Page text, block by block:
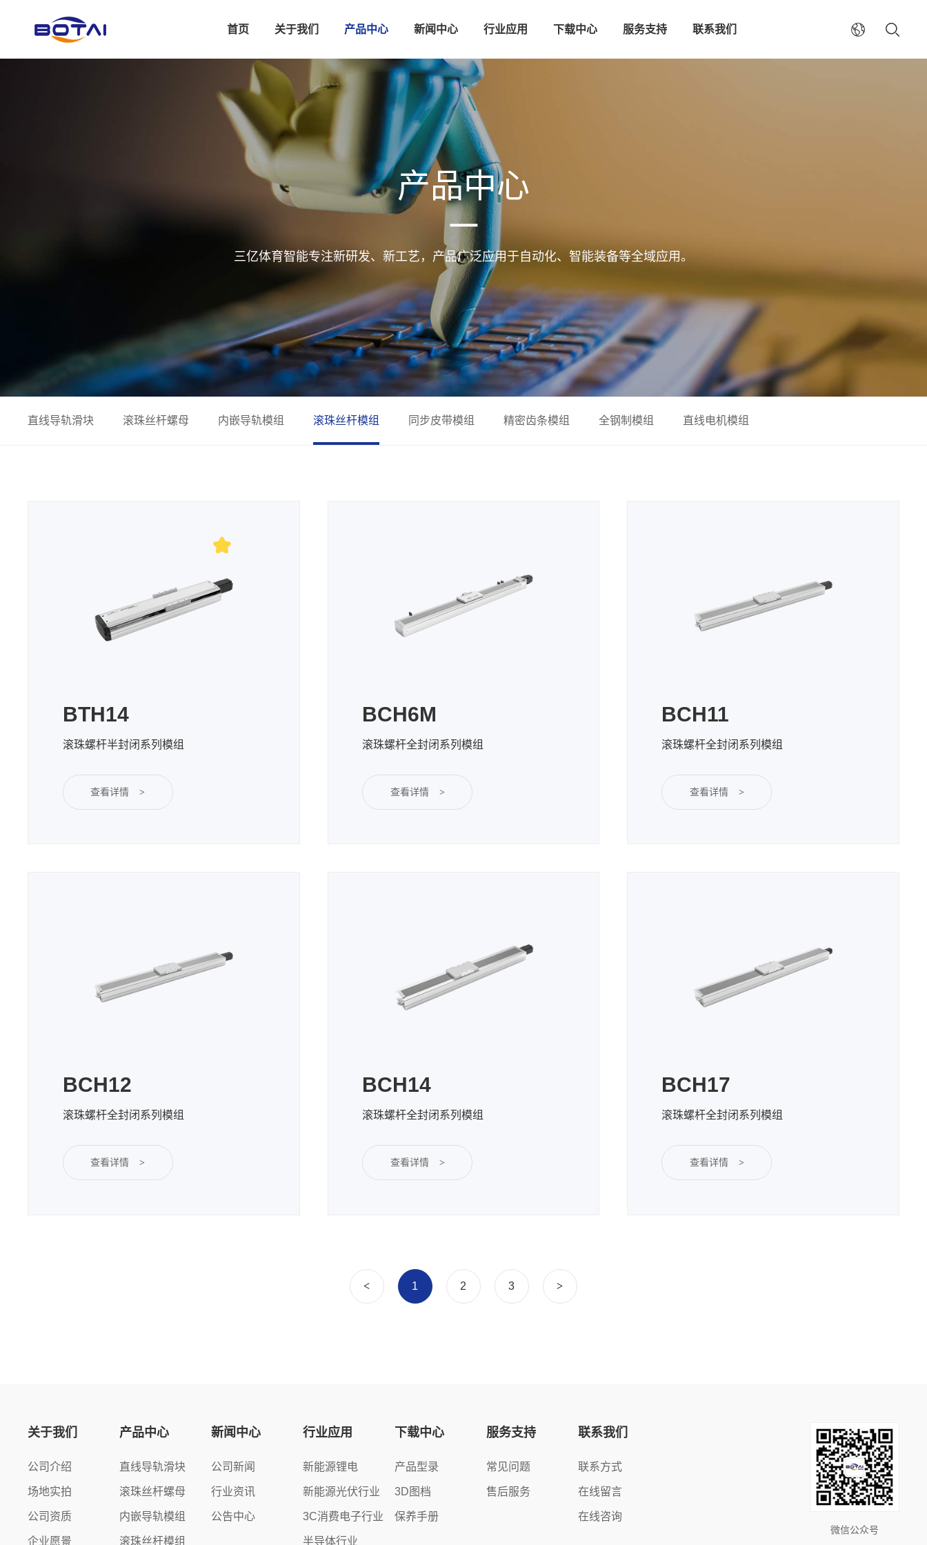
首页 关于我们 产品中心 新闻中心 行业应用 下载中心 服务支持 联系我们
产品中心
三亿体育智能专注新研发、新工艺，产品广泛应用于自动化、智能装备等全域应用。
直线导轨滑块 滚珠丝杆螺母 内嵌导轨模组 滚珠丝杆模组 同步皮带模组 精密齿条模组 全钢制模组 直线电机模组
BTH14
滚珠螺杆半封闭系列模组
查看详情 >
BCH6M
滚珠螺杆全封闭系列模组
查看详情 >
BCH11
滚珠螺杆全封闭系列模组
查看详情 >
BCH12
滚珠螺杆全封闭系列模组
查看详情 >
BCH14
滚珠螺杆全封闭系列模组
查看详情 >
BCH17
滚珠螺杆全封闭系列模组
查看详情 >
< 1 2 3 >
关于我们
公司介绍
场地实拍
公司资质
企业愿景
产品中心
直线导轨滑块
滚珠丝杆螺母
内嵌导轨模组
滚珠丝杆模组
新闻中心
公司新闻
行业资讯
公告中心
行业应用
新能源锂电
新能源光伏行业
3C消费电子行业
半导体行业
下载中心
产品型录
3D图档
保养手册
服务支持
常见问题
售后服务
联系我们
联系方式
在线留言
在线咨询
微信公众号